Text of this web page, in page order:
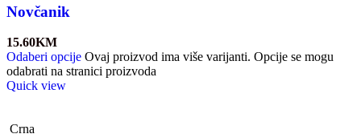
Novčanik
15.60KM
Odaberi opcije Ovaj proizvod ima više varijanti. Opcije se mogu
odabrati na stranici proizvoda
Quick view
Crna